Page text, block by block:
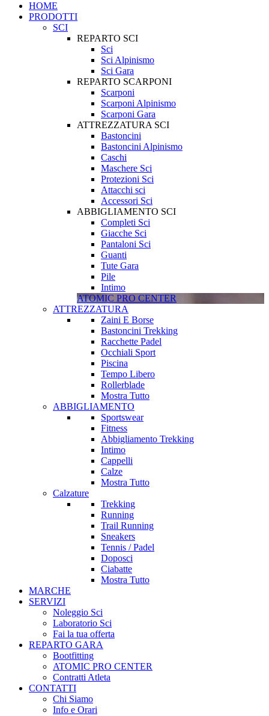
HOME
PRODOTTI
SCI
REPARTO SCI
Sci
Sci Alpinismo
Sci Gara
REPARTO SCARPONI
Scarponi
Scarponi Alpinismo
Scarponi Gara
ATTREZZATURA SCI
Bastoncini
Bastoncini Alpinismo
Caschi
Maschere Sci
Protezioni Sci
Attacchi sci
Accessori Sci
ABBIGLIAMENTO SCI
Completi Sci
Giacche Sci
Pantaloni Sci
Guanti
Tute Gara
Pile
Intimo
ATOMIC PRO CENTER
ATTREZZATURA
Zaini E Borse
Bastoncini Trekking
Racchette Padel
Occhiali Sport
Piscina
Tempo Libero
Rollerblade
Mostra Tutto
ABBIGLIAMENTO
Sportswear
Fitness
Abbigliamento Trekking
Intimo
Cappelli
Calze
Mostra Tutto
Calzature
Trekking
Running
Trail Running
Sneakers
Tennis / Padel
Doposci
Ciabatte
Mostra Tutto
MARCHE
SERVIZI
Noleggio Sci
Laboratorio Sci
Fai la tua offerta
REPARTO GARA
Bootfitting
ATOMIC PRO CENTER
Contratti Atleta
CONTATTI
Chi Siamo
Info e Orari